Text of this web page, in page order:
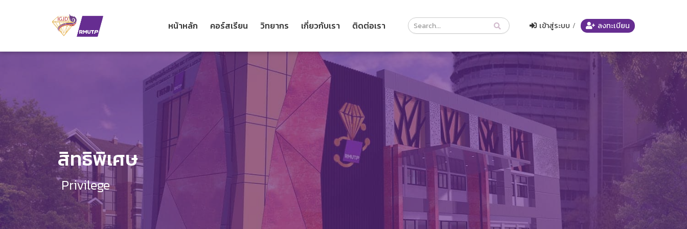
หน้าหลัก คอร์สเรียน วิทยากร เกี่ยวกับเรา ติดต่อเรา
Course
Search
เข้าสู่ระบบ / ลงทะเบียน
สิทธิพิเศษ
Privilege